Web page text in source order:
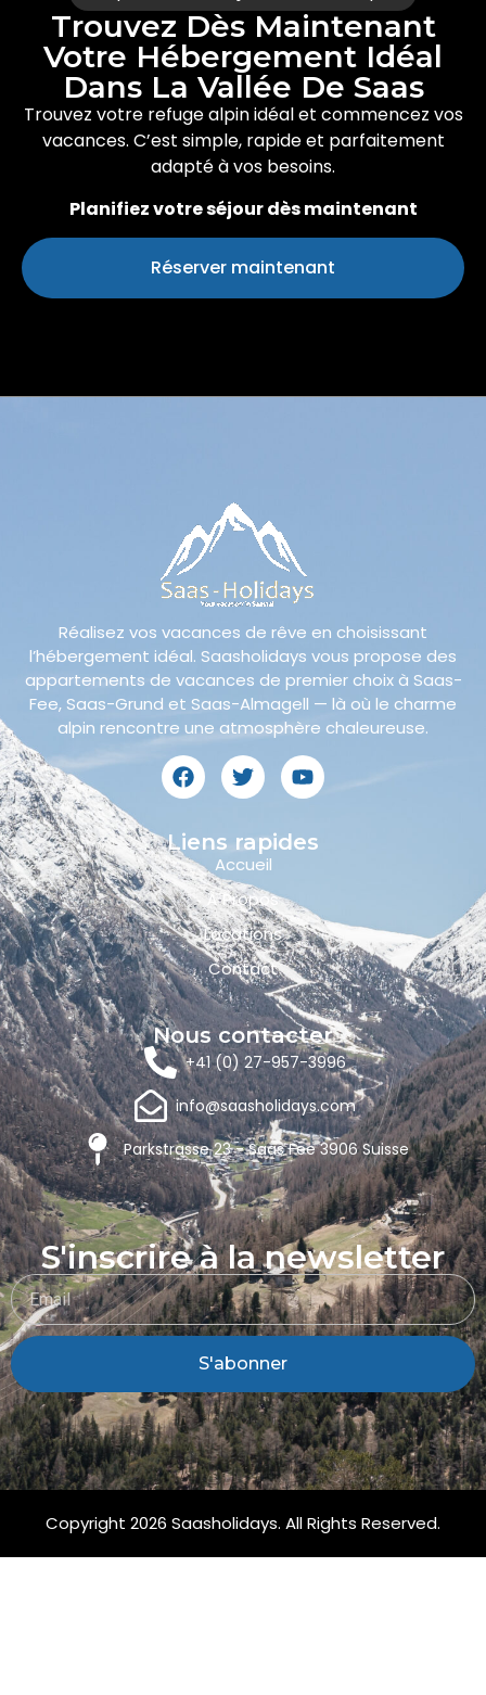
Trouvez Dès Maintenant
Votre Hébergement Idéal
Dans La Vallée De Saas
Trouvez votre refuge alpin idéal et commencez vos
vacances. C’est simple, rapide et parfaitement
adapté à vos besoins.
Planifiez votre séjour dès maintenant
Réserver maintenant
Réalisez vos vacances de rêve en choisissant
l’hébergement idéal. Saasholidays vous propose des
appartements de vacances de premier choix à Saas-
Fee, Saas-Grund et Saas-Almagell — là où le charme
alpin rencontre une atmosphère chaleureuse.
Liens rapides
Accueil
À Propos
Locations
Contact
Nous contacter
+41 (0) 27-957-3996
info@saasholidays.com
Parkstrasse 23 - Saas Fee 3906 Suisse
S'inscrire à la newsletter
S'abonner
Copyright 2026 Saasholidays. All Rights Reserved.